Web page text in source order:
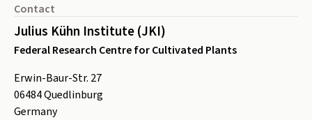
Contact
Julius Kühn Institute (JKI)
Federal Research Centre for Cultivated Plants
Erwin-Baur-Str. 27
06484Quedlinburg
Germany